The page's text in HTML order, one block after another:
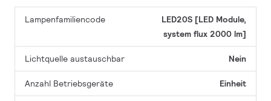
Lampenfamiliencode
LED20S [LED Module,
system flux 2000 lm]
Lichtquelle austauschbar Nein
Anzahl Betriebsgeräte Einheit